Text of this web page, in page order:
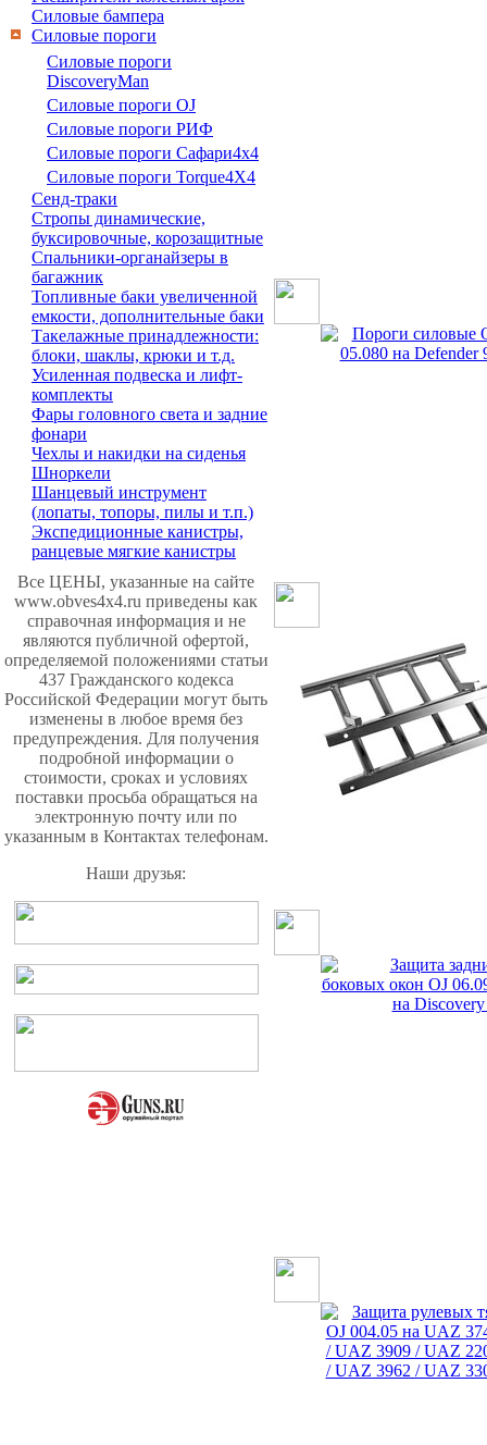
Силовые бампера
Силовые пороги
Силовые пороги
DiscoveryMan
Силовые пороги OJ
Силовые пороги РИФ
Силовые пороги Сафари4х4
Силовые пороги Torque4X4
Сенд-траки
Стропы динамические,
буксировочные, корозащитные
Спальники-органайзеры в
багажник
Топливные баки увеличенной
емкости, дополнительные баки
Такелажные принадлежности:
блоки, шаклы, крюки и т.д.
Усиленная подвеска и лифт-
комплекты
Фары головного света и задние
фонари
Чехлы и накидки на сиденья
Шноркели
Шанцевый инструмент
(лопаты, топоры, пилы и т.п.)
Экспедиционные канистры,
ранцевые мягкие канистры
Все ЦЕНЫ, указанные на сайте
www.obves4x4.ru приведены как
справочная информация и не
являются публичной офертой,
определяемой положениями статьи
437 Гражданского кодекса
Российской Федерации могут быть
изменены в любое время без
предупреждения. Для получения
подробной информации о
стоимости, сроках и условиях
поставки просьба обращаться на
электронную почту или по
указанным в Контактах телефонам.
Наши друзья: